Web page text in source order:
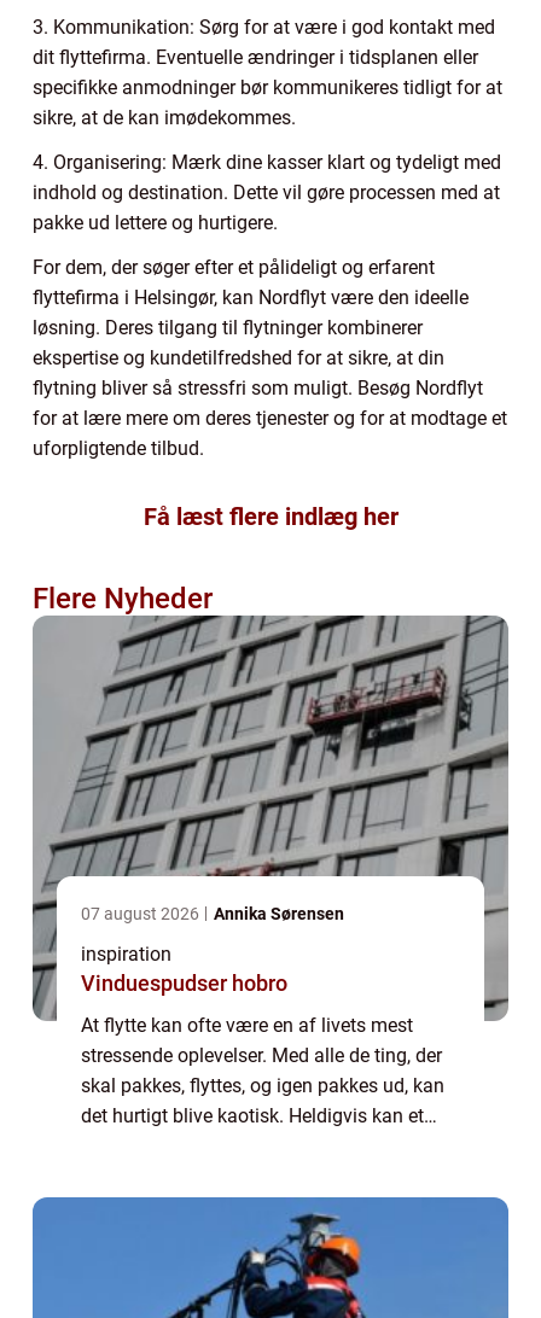
3. Kommunikation: Sørg for at være i god kontakt med
dit flyttefirma. Eventuelle ændringer i tidsplanen eller
specifikke anmodninger bør kommunikeres tidligt for at
sikre, at de kan imødekommes.
4. Organisering: Mærk dine kasser klart og tydeligt med
indhold og destination. Dette vil gøre processen med at
pakke ud lettere og hurtigere.
For dem, der søger efter et pålideligt og erfarent
flyttefirma i Helsingør, kan Nordflyt være den ideelle
løsning. Deres tilgang til flytninger kombinerer
ekspertise og kundetilfredshed for at sikre, at din
flytning bliver så stressfri som muligt. Besøg Nordflyt
for at lære mere om deres tjenester og for at modtage et
uforpligtende tilbud.
Få læst flere indlæg her
Flere Nyheder
07 august 2026 Annika Sørensen
inspiration
Vinduespudser hobro
At flytte kan ofte være en af livets mest
stressende oplevelser. Med alle de ting, der
skal pakkes, flyttes, og igen pakkes ud, kan
det hurtigt blive kaotisk. Heldigvis kan et